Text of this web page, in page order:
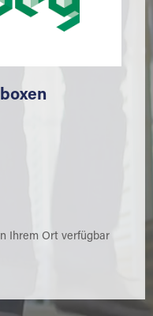
Ihrem Ort verfügbar